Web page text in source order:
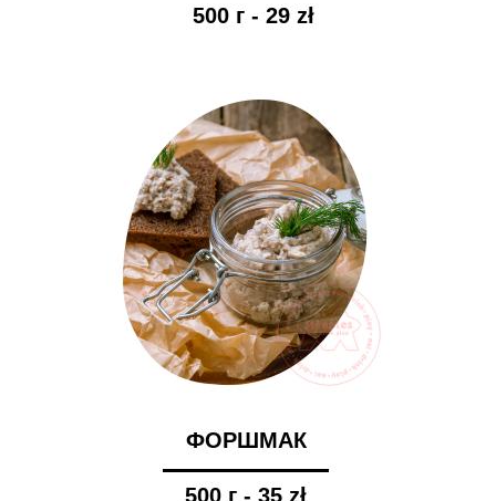
500 г - 35 zł
ФОРШМАК
500 г - 29 zł